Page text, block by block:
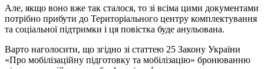
Але, якщо воно вже так сталося, то зі всіма цими документами
потрібно прибути до Територіального центру комплектування
та соціальної підтримки і ця повістка буде анульована.
Варто наголосити, що згідно зі статтею 25 Закону України
«Про мобілізаційну підготовку та мобілізацію» бронюванню